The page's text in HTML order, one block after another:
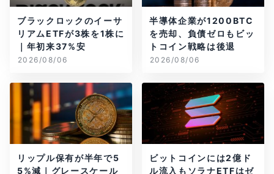
ブラックロックのイーサ
リアムETFが3株を1株に
｜年初来37%安
2026/08/06
半導体企業が1200BTC
を売却、負債ゼロもビッ
トコイン戦略は後退
2026/08/06
リップル保有が半年で5
5%減｜グレースケール
ビットコインには2億ド
ル流入もソラナETFはゼ